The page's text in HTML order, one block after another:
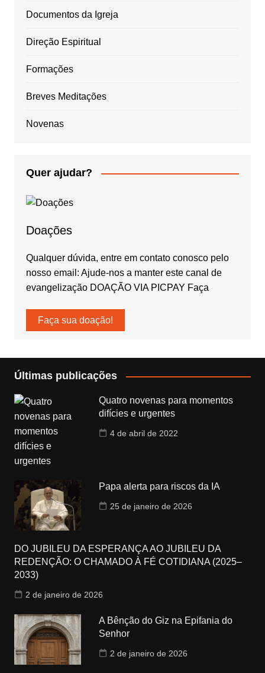
Documentos da Igreja
Direção Espiritual
Formações
Breves Meditações
Novenas
Quer ajudar?
Doações
Qualquer dúvida, entre em contato conosco pelo
nosso email: Ajude-nos a manter este canal de
evangelização DOAÇÃO VIA PICPAY Faça
Faça sua doação!
Últimas publicações
Quatro novenas para momentos
difícies e urgentes
4 de abril de 2022
Papa alerta para riscos da IA
25 de janeiro de 2026
DO JUBILEU DA ESPERANÇA AO JUBILEU DA
REDENÇÃO: O CHAMADO À FÉ COTIDIANA (2025–
2033)
2 de janeiro de 2026
A Bênção do Giz na Epifania do
Senhor
2 de janeiro de 2026